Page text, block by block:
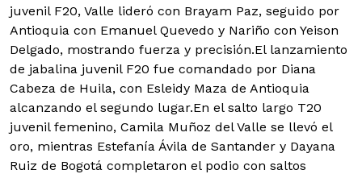
juvenil F20, Valle lideró con Brayam Paz, seguido por
Antioquia con Emanuel Quevedo y Nariño con Yeison
Delgado, mostrando fuerza y precisión.El lanzamiento
de jabalina juvenil F20 fue comandado por Diana
Cabeza de Huila, con Esleidy Maza de Antioquia
alcanzando el segundo lugar.En el salto largo T20
juvenil femenino, Camila Muñoz del Valle se llevó el
oro, mientras Estefanía Ávila de Santander y Dayana
Ruiz de Bogotá completaron el podio con saltos